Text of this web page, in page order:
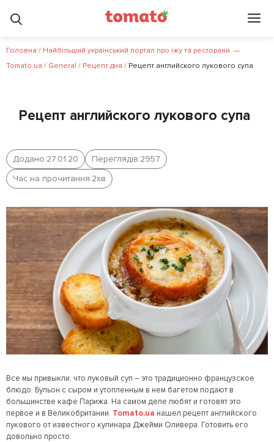
Головна / Найбільший український портал про їжу та ресторани. —
Tomato.ua / General / Рецепт дня / Рецепт английского лукового супа
Рецепт английского лукового супа
Додано:27.01.20 Переглядів:2957
Час на прочитання:2хв
Все мы привыкли, что луковый суп – это традиционно французское
блюдо. Бульон с сыром и утопленным в нем багетом подают в
большинстве кафе Парижа. На самом деле любят и готовят это
первое и в Великобритании. Tomato.ua нашел рецепт английского
лукового от известного кулинара Джейми Оливера. Готовить его
довольно просто.